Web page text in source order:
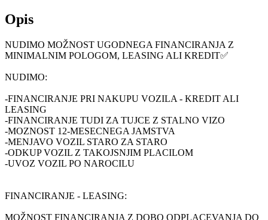
Opis
NUDIMO MOŽNOST UGODNEGA FINANCIRANJA Z
MINIMALNIM POLOGOM, LEASING ALI KREDIT✅
NUDIMO:
-FINANCIRANJE PRI NAKUPU VOZILA - KREDIT ALI
LEASING
-FINANCIRANJE TUDI ZA TUJCE Z STALNO VIZO
-MOZNOST 12-MESECNEGA JAMSTVA
-MENJAVO VOZIL STARO ZA STARO
-ODKUP VOZIL Z TAKOJSNJIM PLACILOM
-UVOZ VOZIL PO NAROCILU
FINANCIRANJE - LEASING:
MOŽNOST FINANCIRANJA Z DOBO ODPLACEVANJA DO